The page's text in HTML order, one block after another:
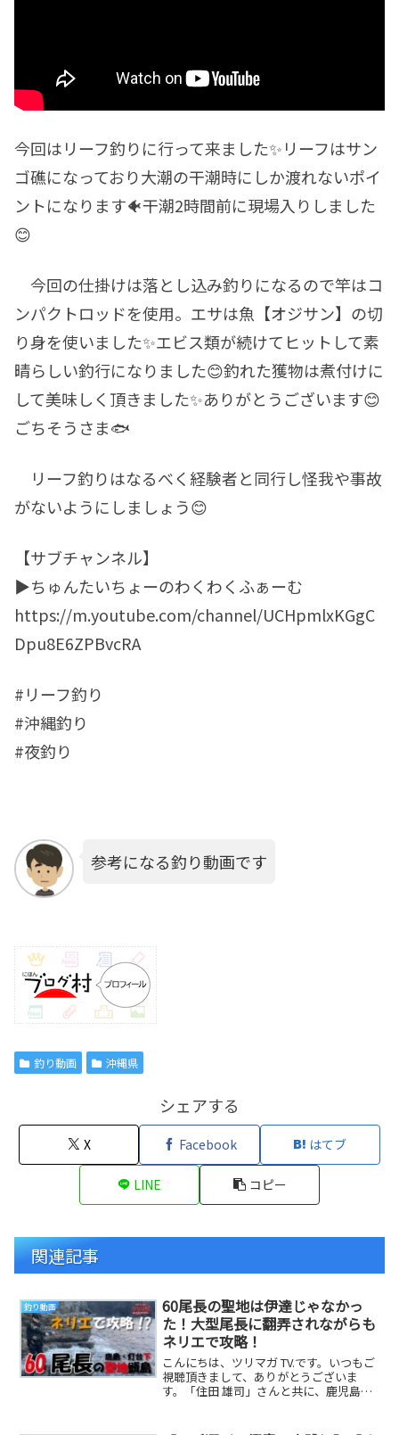
今回はリーフ釣りに行って来ました✨リーフはサン
ゴ礁になっており大潮の干潮時にしか渡れないポイ
ントになります🐠干潮2時間前に現場入りしました
😊
今回の仕掛けは落とし込み釣りになるので竿はコ
ンパクトロッドを使用。エサは魚【オジサン】の切
り身を使いました✨エビス類が続けてヒットして素
晴らしい釣行になりました😊釣れた獲物は煮付けに
して美味しく頂きました✨ありがとうございます😊
ごちそうさま🐟
リーフ釣りはなるべく経験者と同行し怪我や事故
がないようにしましょう😊
【サブチャンネル】
▶︎ちゅんたいちょーのわくわくふぁーむ
https://m.youtube.com/channel/UCHpmlxKGgC
Dpu8E6ZPBvcRA
#リーフ釣り
#沖縄釣り
#夜釣り
参考になる釣り動画です
釣り動画 沖縄県
シェアする
X Facebook はてブ
LINE コピー
関連記事
釣り動画
60尾長の聖地は伊達じゃなかっ
た！大型尾長に翻弄されながらも
ネリエで攻略！
こんにちは、ツリマガ TV.です。いつもご
視聴頂きまして、ありがとうございま
す。「住田 雄司」さんと共に、鹿児島県